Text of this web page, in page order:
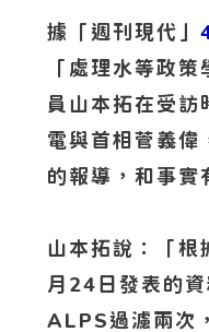
據「週刊現代」
「處理水等政
員山本拓在受訪
電與首相菅義偉
的報導，和事實
山本拓說：「
月24日發表的
ALPS過濾兩次